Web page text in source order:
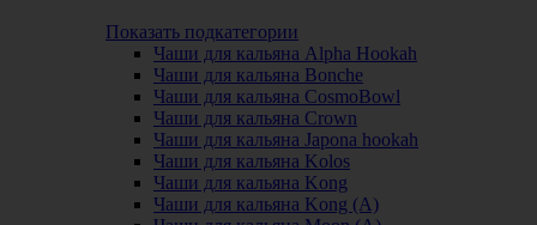
Показать подкатегории
Чаши для кальяна Alpha Hookah
Чаши для кальяна Bonche
Чаши для кальяна CosmoBowl
Чаши для кальяна Crown
Чаши для кальяна Japona hookah
Чаши для кальяна Kolos
Чаши для кальяна Kong
Чаши для кальяна Kong (A)